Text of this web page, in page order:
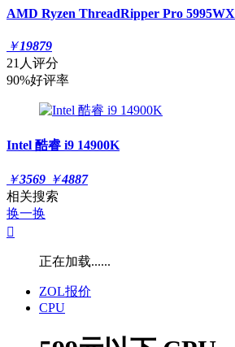
AMD Ryzen ThreadRipper Pro 5995WX
￥19879
21人评分
90%好评率
Intel 酷睿 i9 14900K
￥3569 ￥4887
相关搜索
换一换

正在加载......
ZOL报价
CPU